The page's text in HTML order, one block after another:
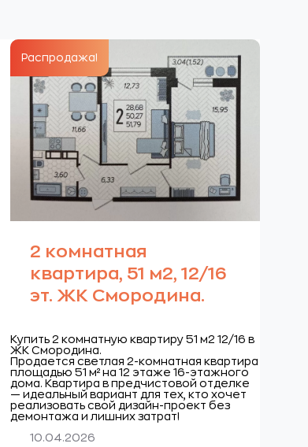
Распродажа!
2 комнатная
квартира, 51 м2, 12/16
эт. ЖК Смородина.
Купить 2 комнатную квартиру 51 м2 12/16 в
ЖК Смородина.
Продается светлая 2-комнатная квартира
площадью 51 м² на 12 этаже 16-этажного
дома. Квартира в предчистовой отделке
— идеальный вариант для тех, кто хочет
реализовать свой дизайн-проект без
демонтажа и лишних затрат!
10.04.2026